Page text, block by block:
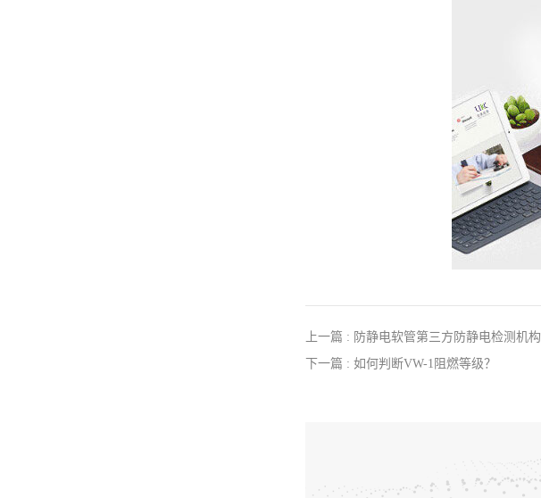
上一篇 : 防静电软管第三方防静电检测机构
下一篇 : 如何判断VW-1阻燃等级？